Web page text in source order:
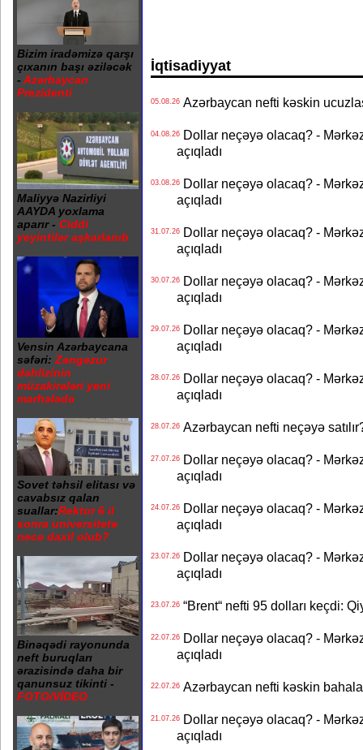
Bizim iradəmizə qarşı
çıxanın başı əziləcək
- Azərbaycan
Prezidenti
Maliyyə Nazirliyi
AAYDA yoxlama
aparır - Ciddi
yeyintilər aşkarlanıb
Vensin Azərbaycana
səfəri: Zəngəzur
dəhlizinin
müzakirələri yeni
mərhələdə
Sovet təhsil elitası və
cavabsız qalan
suallar:Rektor 6 il
sonra universitetə
necə daxil olub?
Binəqədi rayonunda
neft buruqları
ərazisində daha bir
qanunsuz tikinti -
FOTO/VİDEO
İqtisadiyyat
05.08.26Azərbaycan nefti kəskin
04.08.26Dollar neçəyə olacaq? -
açıqladı
03.08.26Dollar neçəyə olacaq? -
açıqladı
31.07.26Dollar neçəyə olacaq? -
açıqladı
30.07.26Dollar neçəyə olacaq? -
açıqladı
29.07.26Dollar neçəyə olacaq? -
açıqladı
28.07.26Dollar neçəyə olacaq? -
açıqladı
28.07.26Azərbaycan nefti neçəyə
27.07.26Dollar neçəyə olacaq? -
açıqladı
24.07.26Dollar neçəyə olacaq? -
açıqladı
23.07.26Dollar neçəyə olacaq? -
açıqladı
23.07.26“Brent“ nefti 95 dolları keçdi:
22.07.26Dollar neçəyə olacaq? -
açıqladı
22.07.26Azərbaycan nefti kəskin
21.07.26Dollar neçəyə olacaq? -
açıqladı